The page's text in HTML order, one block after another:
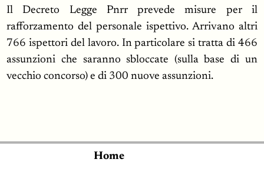
Il Decreto Legge Pnrr prevede misure per il
rafforzamento del personale ispettivo. Arrivano altri
766 ispettori del lavoro. In particolare si tratta di 466
assunzioni che saranno sbloccate (sulla base di un
vecchio concorso) e di 300 nuove assunzioni.
Home